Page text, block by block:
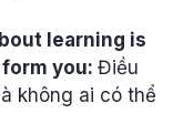
learning is
you: Điều
không ai có thể